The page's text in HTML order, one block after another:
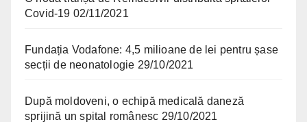
Covid-19 02/11/2021
Fundația Vodafone: 4,5 milioane de lei pentru șase
secții de neonatologie 29/10/2021
După moldoveni, o echipă medicală daneză
sprijină un spital românesc 29/10/2021